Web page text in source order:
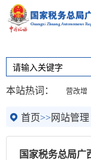
本站热词： 营改增
首页>>网站管理
国家税务总局广